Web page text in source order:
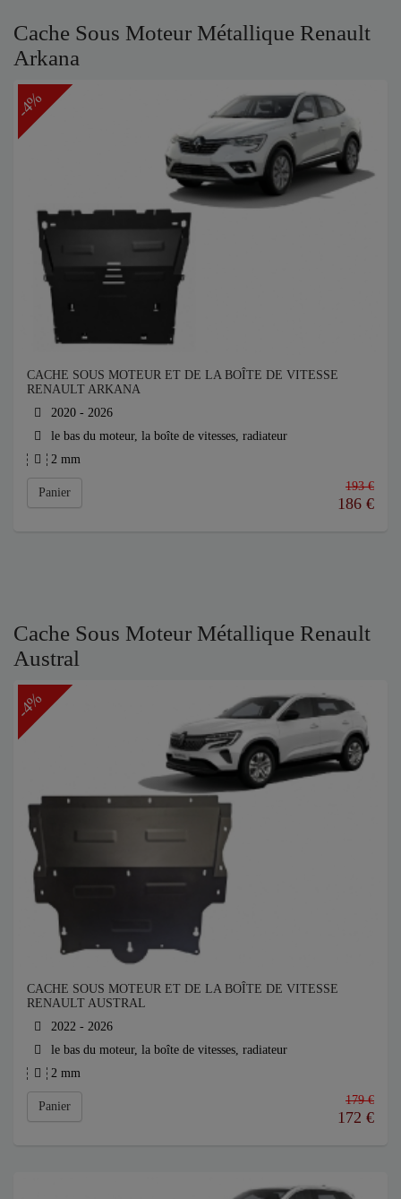
Cache Sous Moteur Métallique Renault
Arkana
-4%
CACHE SOUS MOTEUR ET DE LA BOÎTE DE VITESSE
RENAULT ARKANA
2020 - 2026
le bas du moteur, la boîte de vitesses, radiateur
2 mm
Panier 193 €
186 €
Cache Sous Moteur Métallique Renault
Austral
-4%
CACHE SOUS MOTEUR ET DE LA BOÎTE DE VITESSE
RENAULT AUSTRAL
2022 - 2026
le bas du moteur, la boîte de vitesses, radiateur
2 mm
Panier 179 €
172 €